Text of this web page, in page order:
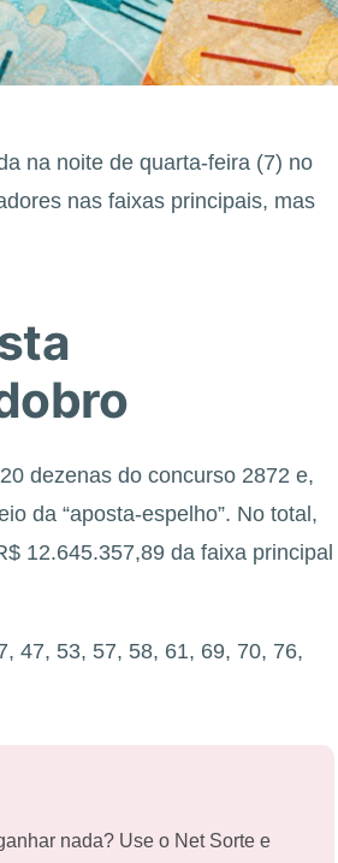
na noite de quarta-feira (7) no
nas faixas principais, mas
dezenas do concurso 2872 e,
da “aposta-espelho”. No total,
12.645.357,89 da faixa principal
47, 53, 57, 58, 61, 69, 70, 76,
nada? Use o Net Sorte e